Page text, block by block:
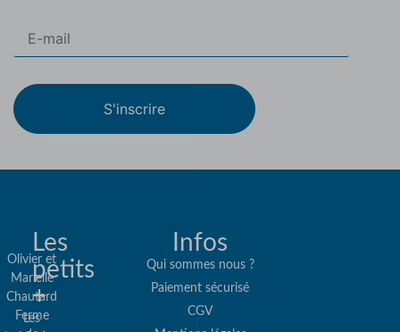
S'inscrire
Olivier et
Marielle
Chautard
Ferme
Les
petits
+
Les
Infos
Qui sommes nous ?
Paiement sécurisé
CGV